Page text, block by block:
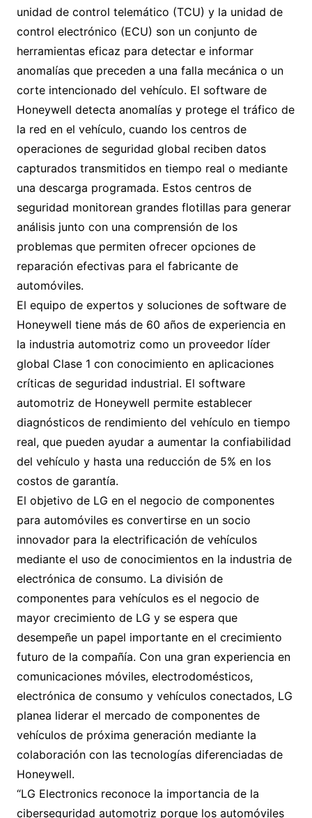
unidad de control telemático (TCU) y la unidad de
control electrónico (ECU) son un conjunto de
herramientas eficaz para detectar e informar
anomalías que preceden a una falla mecánica o un
corte intencionado del vehículo. El software de
Honeywell detecta anomalías y protege el tráfico de
la red en el vehículo, cuando los centros de
operaciones de seguridad global reciben datos
capturados transmitidos en tiempo real o mediante
una descarga programada. Estos centros de
seguridad monitorean grandes flotillas para generar
análisis junto con una comprensión de los
problemas que permiten ofrecer opciones de
reparación efectivas para el fabricante de
automóviles.
El equipo de expertos y soluciones de software de
Honeywell tiene más de 60 años de experiencia en
la industria automotriz como un proveedor líder
global Clase 1 con conocimiento en aplicaciones
críticas de seguridad industrial. El software
automotriz de Honeywell permite establecer
diagnósticos de rendimiento del vehículo en tiempo
real, que pueden ayudar a aumentar la confiabilidad
del vehículo y hasta una reducción de 5% en los
costos de garantía.
El objetivo de LG en el negocio de componentes
para automóviles es convertirse en un socio
innovador para la electrificación de vehículos
mediante el uso de conocimientos en la industria de
electrónica de consumo. La división de
componentes para vehículos es el negocio de
mayor crecimiento de LG y se espera que
desempeñe un papel importante en el crecimiento
futuro de la compañía. Con una gran experiencia en
comunicaciones móviles, electrodomésticos,
electrónica de consumo y vehículos conectados, LG
planea liderar el mercado de componentes de
vehículos de próxima generación mediante la
colaboración con las tecnologías diferenciadas de
Honeywell.
“LG Electronics reconoce la importancia de la
ciberseguridad automotriz porque los automóviles